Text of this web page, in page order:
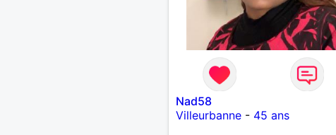
Nad58
Villeurbanne- 45 ans